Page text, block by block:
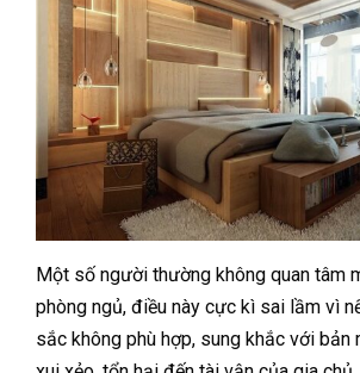
Một số người thường không quan tâm
phòng ngủ, điều này cực kì sai lầm vì
sắc không phù hợp, sung khắc với bản